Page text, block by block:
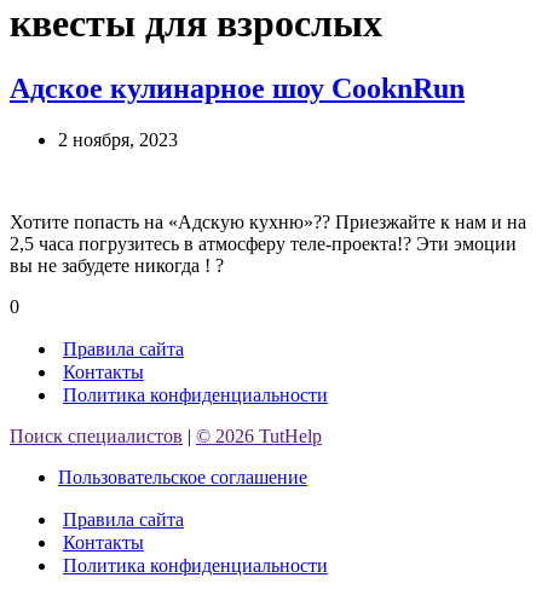
квесты для взрослых
Адское кулинарное шоу CooknRun
2 ноября, 2023
Хотите попасть на «Адскую кухню»?? Приезжайте к нам и на
2,5 часа погрузитесь в атмосферу теле-проекта!? Эти эмоции
вы не забудете никогда ! ?
0
Правила сайта
Контакты
Политика конфиденциальности
Поиск специалистов | © 2026 TutHelp
Пользовательское соглашение
Правила сайта
Контакты
Политика конфиденциальности